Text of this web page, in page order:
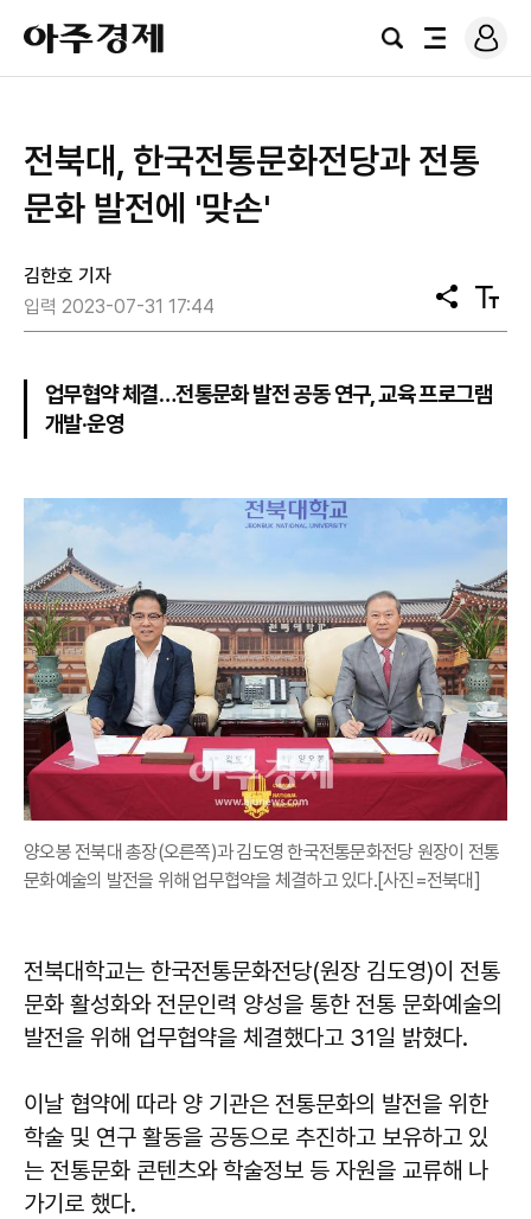
아
주
경
검
전
로
그
전북대, 한국전통문화전당과 전통
문화 발전에 '맞손'
김한호 기자
입력 2023-07-31 17:44
공
유
텍
스
기
업무협약 체결…전통문화 발전 공동 연구, 교육 프로그램
개발·운영
양오봉 전북대 총장(오른쪽)과 김도영 한국전통문화전당 원장이 전통
문화예술의 발전을 위해 업무협약을 체결하고 있다.[사진=전북대]
전북대학교는 한국전통문화전당(원장 김도영)이 전통
문화 활성화와 전문인력 양성을 통한 전통 문화예술의
발전을 위해 업무협약을 체결했다고 31일 밝혔다.
이날 협약에 따라 양 기관은 전통문화의 발전을 위한
학술 및 연구 활동을 공동으로 추진하고 보유하고 있
는 전통문화 콘텐츠와 학술정보 등 자원을 교류해 나
가기로 했다.